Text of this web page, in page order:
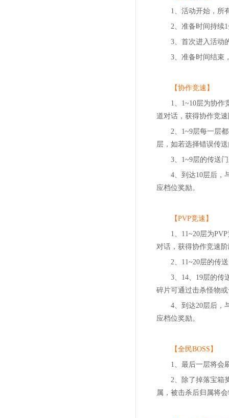
1、活动开始，所
2、准备时间持续
3、首次进入活动
3、准备时间结束
【协作竞速】
1、1~10层为协作
道对话，获得协作竞
2、1~9层每一层
层，如若选择错误传
3、1~9层的传送
4、到达10层后，
应档位奖励。
【PVP竞速】
1、11~20层为
对话，获得协作竞速
2、11~20层的传
3、14、19层的传
碎片可通过击杀怪物
4、到达20层后，
应档位奖励。
【全民BOSS】
1、最后一层将会
2、除了掉落宝箱
属，被击杀后归属将